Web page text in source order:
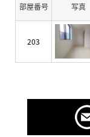
部屋番号 写真
203